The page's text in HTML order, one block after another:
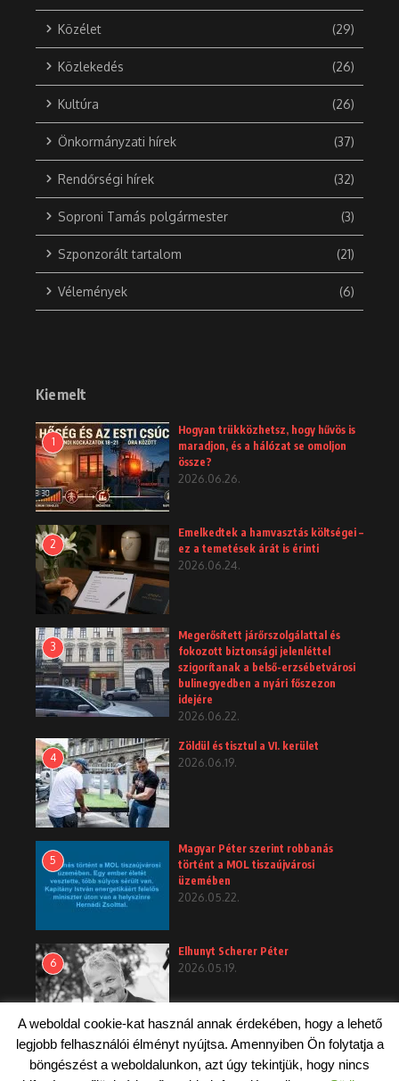
Közélet (29)
Közlekedés (26)
Kultúra (26)
Önkormányzati hírek (37)
Rendőrségi hírek (32)
Soproni Tamás polgármester (3)
Szponzorált tartalom (21)
Vélemények (6)
Kiemelt
1
Hogyan trükközhetsz, hogy hűvös is
maradjon, és a hálózat se omoljon
össze?
2026.06.26.
2
Emelkedtek a hamvasztás költségei –
ez a temetések árát is érinti
2026.06.24.
3
Megerősített járőrszolgálattal és
fokozott biztonsági jelenléttel
szigorítanak a belső-erzsébetvárosi
bulinegyedben a nyári főszezon
idejére
2026.06.22.
4
Zöldül és tisztul a VI. kerület
2026.06.19.
5
Magyar Péter szerint robbanás
történt a MOL tiszaújvárosi
üzemében
2026.05.22.
6
Elhunyt Scherer Péter
2026.05.19.
A weboldal cookie-kat használ annak érdekében, hogy a lehető
legjobb felhasználói élményt nyújtsa. Amennyiben Ön folytatja a
böngészést a weboldalunkon, azt úgy tekintjük, hogy nincs